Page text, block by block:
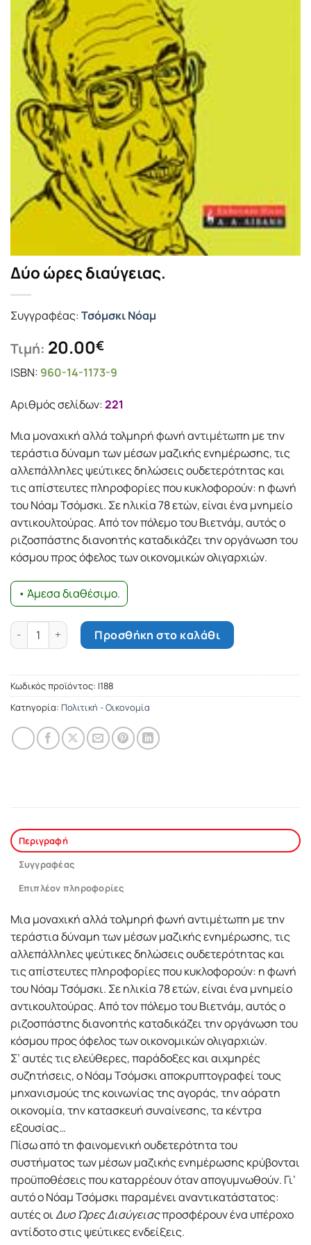
Δύο ώρες διαύγειας.
Συγγραφέας:Τσόμσκι Νόαμ
Τιμή: 20.00€
ISBN: 960-14-1173-9
Αριθμός σελίδων:221
Μια μοναχική αλλά τολμηρή φωνή αντιμέτωπη με την
τεράστια δύναμη των μέσων μαζικής ενημέρωσης, τις
αλλεπάλληλες ψεύτικες δηλώσεις ουδετερότητας και
τις απίστευτες πληροφορίες που κυκλοφορούν: η φωνή
του Νόαμ Τσόμσκι. Σε ηλικία 78 ετών, είναι ένα μνημείο
αντικουλτούρας. Από τον πόλεμο του Βιετνάμ, αυτός ο
ριζοσπάστης διανοητής καταδικάζει την οργάνωση του
κόσμου προς όφελος των οικονομικών ολιγαρχιών.
• Άμεσα διαθέσιμο.
Δύο ώρες διαύγειας. ποσότηταΠροσθήκη στο καλάθι
Κωδικός προϊόντος: Ι188
Κατηγορία: Πολιτική - Οικονομία
Περιγραφή
Συγγραφέας
Επιπλέον πληροφορίες
Μια μοναχική αλλά τολμηρή φωνή αντιμέτωπη με την
τεράστια δύναμη των μέσων μαζικής ενημέρωσης, τις
αλλεπάλληλες ψεύτικες δηλώσεις ουδετερότητας και
τις απίστευτες πληροφορίες που κυκλοφορούν: η φωνή
του Νόαμ Τσόμσκι. Σε ηλικία 78 ετών, είναι ένα μνημείο
αντικουλτούρας. Από τον πόλεμο του Βιετνάμ, αυτός ο
ριζοσπάστης διανοητής καταδικάζει την οργάνωση του
κόσμου προς όφελος των οικονομικών ολιγαρχιών.
Σ’ αυτές τις ελεύθερες, παράδοξες και αιχμηρές
συζητήσεις, ο Νόαμ Τσόμσκι αποκρυπτογραφεί τους
μηχανισμούς της κοινωνίας της αγοράς, την αόρατη
οικονομία, την κατασκευή συναίνεσης, τα κέντρα
εξουσίας…
Πίσω από τη φαινομενική ουδετερότητα του
συστήματος των μέσων μαζικής ενημέρωσης κρύβονται
προϋποθέσεις που καταρρέουν όταν απογυμνωθούν. Γι’
αυτό ο Νόαμ Τσόμσκι παραμένει αναντικατάστατος:
αυτές οιΔυο Ώρες Διαύγειαςπροσφέρουν ένα υπέροχο
αντίδοτο στις ψεύτικες ενδείξεις.